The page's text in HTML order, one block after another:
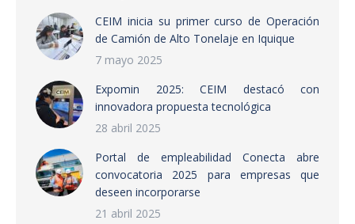
CEIM inicia su primer curso de Operación
de Camión de Alto Tonelaje en Iquique
7 mayo 2025
Expomin 2025: CEIM destacó con
innovadora propuesta tecnológica
28 abril 2025
Portal de empleabilidad Conecta abre
convocatoria 2025 para empresas que
deseen incorporarse
21 abril 2025